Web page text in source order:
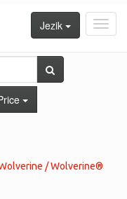
Jezik
/ Wolverine®